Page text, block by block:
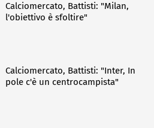
Calciomercato, Battisti: "Milan,
l'obiettivo è sfoltire"
Calciomercato, Battisti: "Inter, In
pole c'è un centrocampista"